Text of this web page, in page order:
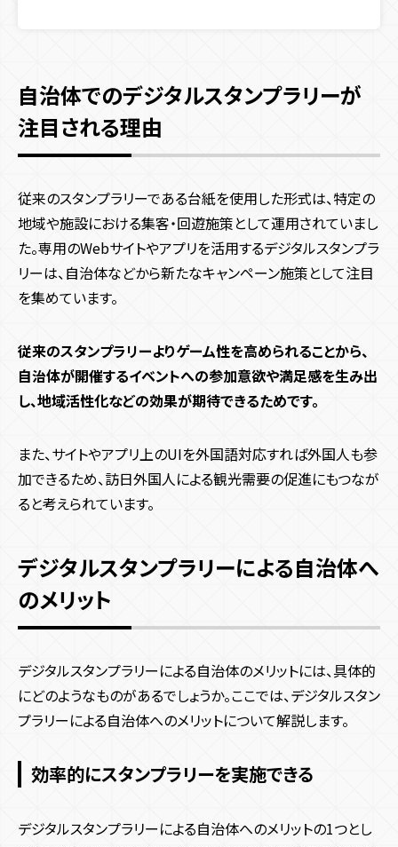
自治体でのデジタルスタンプラリーが
注目される理由
従来のスタンプラリーである台紙を使用した形式は、特定の
地域や施設における集客・回遊施策として運用されていまし
た。専用のWebサイトやアプリを活用するデジタルスタンプラ
リーは、自治体などから新たなキャンペーン施策として注目
を集めています。
従来のスタンプラリーよりゲーム性を高められることから、
自治体が開催するイベントへの参加意欲や満足感を生み出
し、地域活性化などの効果が期待できるためです。
また、サイトやアプリ上のUIを外国語対応すれば外国人も参
加できるため、訪日外国人による観光需要の促進にもつなが
ると考えられています。
デジタルスタンプラリーによる自治体へ
のメリット
デジタルスタンプラリーによる自治体のメリットには、具体的
にどのようなものがあるでしょうか。ここでは、デジタルスタン
プラリーによる自治体へのメリットについて解説します。
効率的にスタンプラリーを実施できる
デジタルスタンプラリーによる自治体へのメリットの1つとし